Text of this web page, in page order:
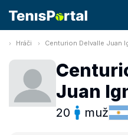
Hráči Centurion Delvalle Juan
Juan
20 muž